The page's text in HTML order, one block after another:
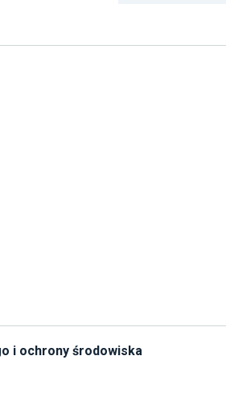
i ochrony środowiska